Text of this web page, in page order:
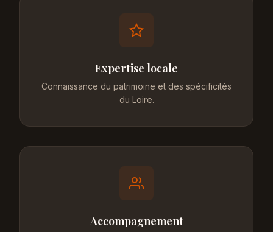
Expertise locale
Connaissance du patrimoine et des spécificités
du Loire.
Accompagnement